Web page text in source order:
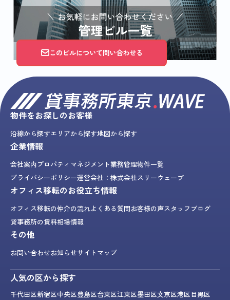
このビルについて問い合わせる
物件をお探しのお客様
沿線から探すエリアから探す地図から探す
企業情報
会社案内プロパティマネジメント業務管理物件一覧
プライバシーポリシー運営会社：株式会社スリーウェーブ
オフィス移転のお役立ち情報
オフィス移転の仲介の流れよくある質問お客様の声スタッフブログ
貸事務所の賃料相場情報
その他
お問い合わせお知らせサイトマップ
人気の区から探す
千代田区新宿区中央区豊島区台東区江東区墨田区文京区港区目黒区